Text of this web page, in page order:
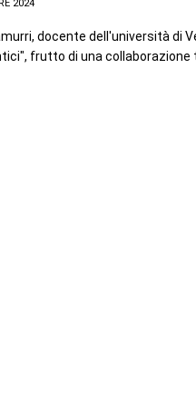
2024
docente dell'università di
frutto di una collaborazione